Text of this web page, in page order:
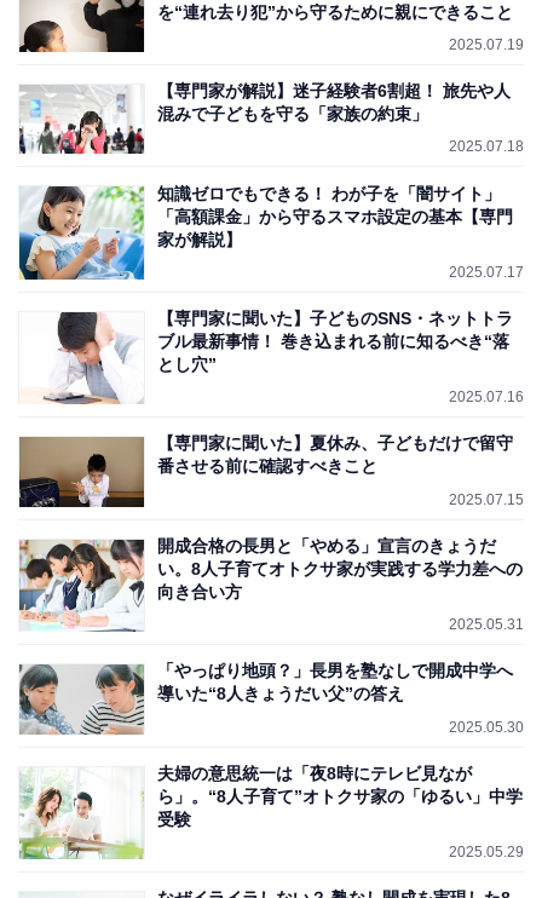
を“連れ去り犯”から守るために親にできること
2025.07.19
【専門家が解説】迷子経験者6割超！ 旅先や人
混みで子どもを守る「家族の約束」
2025.07.18
知識ゼロでもできる！ わが子を「闇サイト」
「高額課金」から守るスマホ設定の基本【専門
家が解説】
2025.07.17
【専門家に聞いた】子どものSNS・ネットトラ
ブル最新事情！ 巻き込まれる前に知るべき“落
とし穴”
2025.07.16
【専門家に聞いた】夏休み、子どもだけで留守
番させる前に確認すべきこと
2025.07.15
開成合格の長男と「やめる」宣言のきょうだ
い。8人子育てオトクサ家が実践する学力差への
向き合い方
2025.05.31
「やっぱり地頭？」長男を塾なしで開成中学へ
導いた“8人きょうだい父”の答え
2025.05.30
夫婦の意思統一は「夜8時にテレビ見なが
ら」。“8人子育て”オトクサ家の「ゆるい」中学
受験
2025.05.29